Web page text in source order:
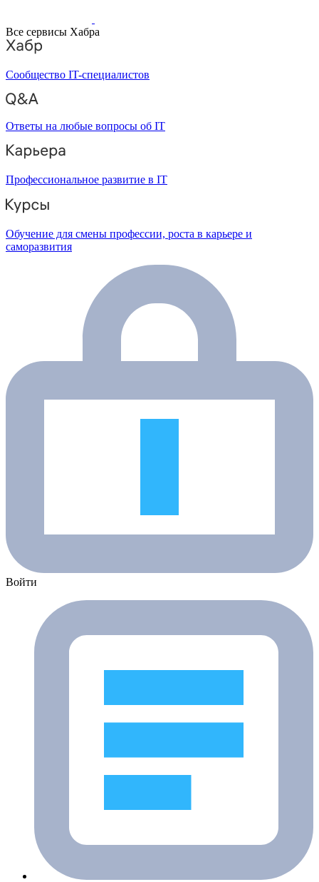
Все сервисы Хабра
Сообщество IT-специалистов
Ответы на любые вопросы об IT
Профессиональное развитие в IT
Обучение для смены профессии, роста в карьере и
саморазвития
Войти